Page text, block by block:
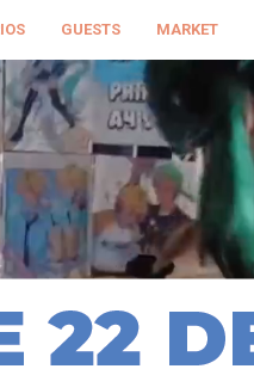
GUESTS MARKET